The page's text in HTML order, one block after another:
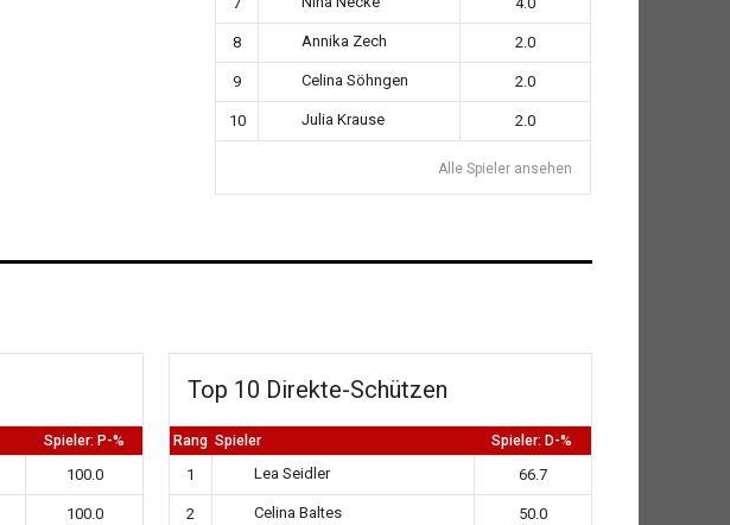
8 Annika Zech 2.0
9 Celina Söhngen 2.0
10 Julia Krause 2.0
Alle Spieler ansehen
Spieler: P-%
100.0
100.0
Top 10 Direkte-Schützen
Rang Spieler Spieler: D-%
1 Lea Seidler 66.7
2 Celina Baltes 50.0